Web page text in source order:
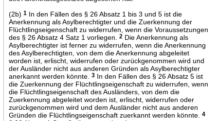
(2b) 1In den Fällen des § 26 Absatz 1 bis 3 und 5 ist die
Anerkennung als Asylberechtigter und die Zuerkennung der
Flüchtlingseigenschaft zu widerrufen, wenn die Voraussetzungen
des § 26 Absatz 4 Satz 1 vorliegen.
2Die Anerkennung als
Asylberechtigter ist ferner zu widerrufen, wenn die Anerkennung
des Asylberechtigten, von dem die Anerkennung abgeleitet
worden ist, erlischt, widerrufen oder zurückgenommen wird und
der Ausländer nicht aus anderen Gründen als Asylberechtigter
anerkannt werden könnte.
3In den Fällen des § 26 Absatz 5 ist
die Zuerkennung der Flüchtlingseigenschaft zu widerrufen, wenn
die Flüchtlingseigenschaft des Ausländers, von dem die
Zuerkennung abgeleitet worden ist, erlischt, widerrufen oder
zurückgenommen wird und dem Ausländer nicht aus anderen
Gründen die Flüchtlingseigenschaft zuerkannt werden könnte.
4